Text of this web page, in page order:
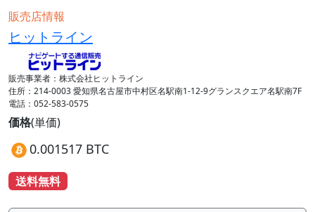
販売店情報
ヒットライン
販売事業者：株式会社ヒットライン
住所：214-0003 愛知県名古屋市中村区名駅南1-12-9グランスクエア名駅南7F
電話：052-583-0575
価格(単価)
0.001517 BTC
送料無料